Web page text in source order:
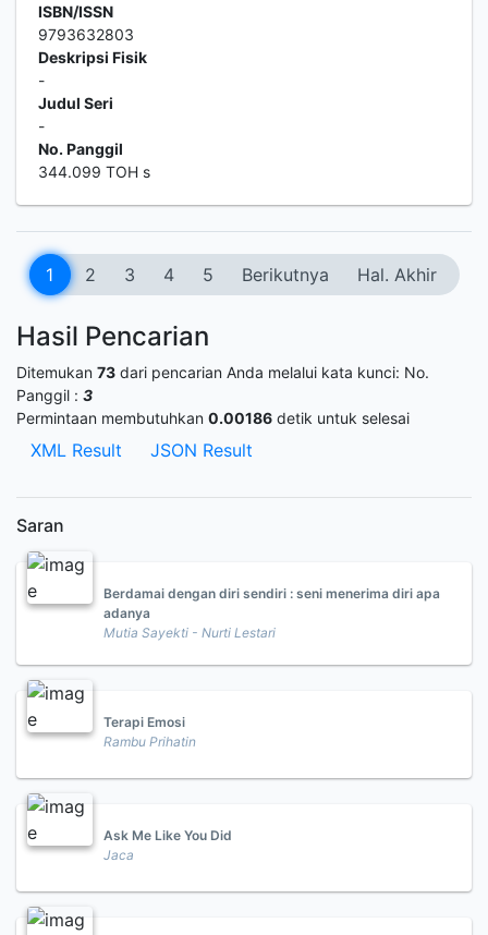
ISBN/ISSN
9793632803
Deskripsi Fisik
-
Judul Seri
-
No. Panggil
344.099 TOH s
1 2 3 4 5 Berikutnya Hal. Akhir
Hasil Pencarian
Ditemukan 73 dari pencarian Anda melalui kata kunci: No.
Panggil : 3
Permintaan membutuhkan 0.00186 detik untuk selesai
XML Result JSON Result
Saran
Berdamai dengan diri sendiri : seni menerima diri apa
adanya
Mutia Sayekti - Nurti Lestari
Terapi Emosi
Rambu Prihatin
Ask Me Like You Did
Jaca